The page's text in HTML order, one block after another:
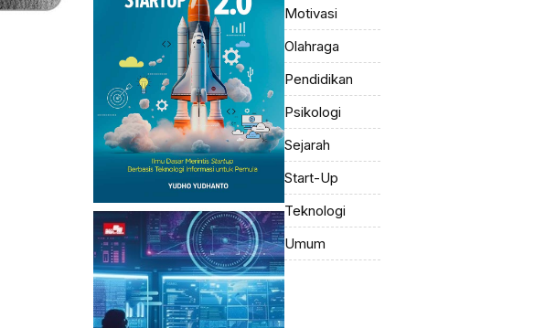
Motivasi
Olahraga
Pendidikan
Psikologi
Sejarah
Start-Up
Teknologi
Umum